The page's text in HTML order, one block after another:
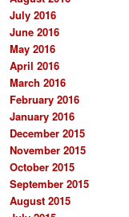
July 2016
June 2016
May 2016
April 2016
March 2016
February 2016
January 2016
December 2015
November 2015
October 2015
September 2015
August 2015